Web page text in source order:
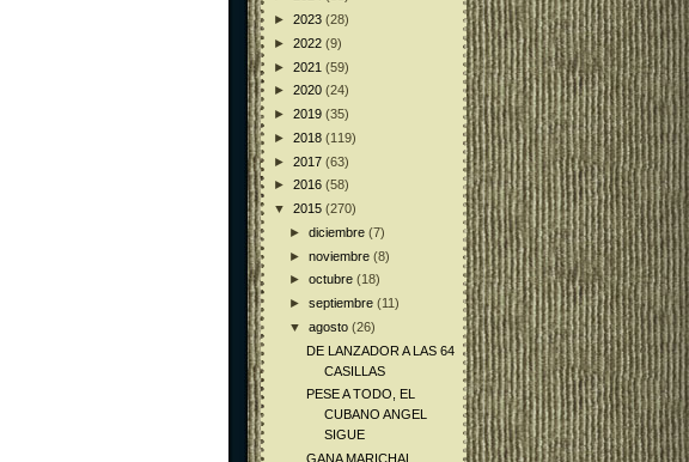
► 2023 (28)
► 2022 (9)
► 2021 (59)
► 2020 (24)
► 2019 (35)
► 2018 (119)
► 2017 (63)
► 2016 (58)
▼ 2015 (270)
►diciembre(7)
►noviembre(8)
►octubre(18)
►septiembre(11)
▼agosto(26)
DE LANZADOR A LAS 64
CASILLAS
PESE A TODO, EL
CUBANO ANGEL
SIGUE
GANA MARICHAL